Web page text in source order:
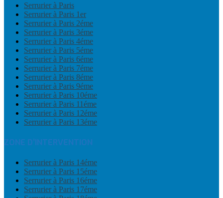
Serrurier à Paris
Serrurier à Paris 1er
Serrurier à Paris 2éme
Serrurier à Paris 3éme
Serrurier à Paris 4éme
Serrurier à Paris 5éme
Serrurier à Paris 6éme
Serrurier à Paris 7éme
Serrurier à Paris 8éme
Serrurier à Paris 9éme
Serrurier à Paris 10éme
Serrurier à Paris 11éme
Serrurier à Paris 12éme
Serrurier à Paris 13éme
ZONE D’INTERVENTION
Serrurier à Paris 14éme
Serrurier à Paris 15éme
Serrurier à Paris 16éme
Serrurier à Paris 17éme